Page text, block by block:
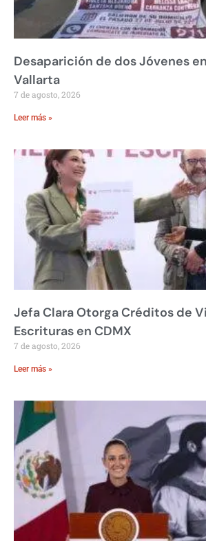
Desaparición de dos Jóvenes
Vallarta
7 de agosto, 2026
Leer más »
Jefa Clara Otorga Créditos de
Escrituras en CDMX
7 de agosto, 2026
Leer más »